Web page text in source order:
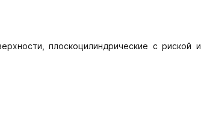
плоскоцилиндрические с риской и